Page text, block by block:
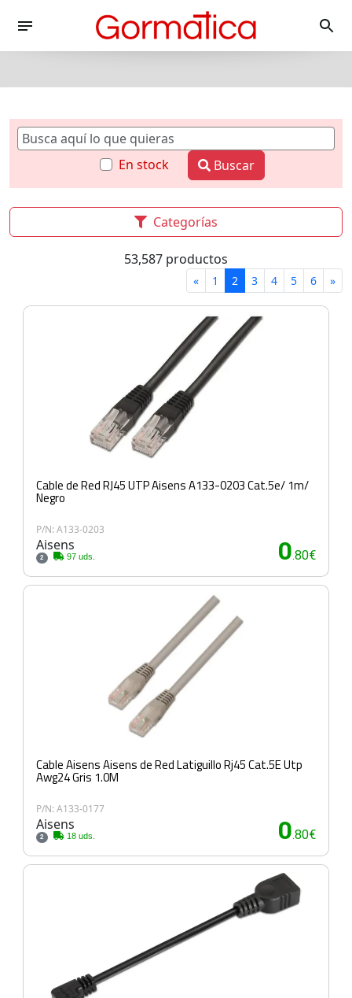
En stock Buscar
Categorías
53,587 productos
« 1 2 3 4 5 6 »
Cable de Red RJ45 UTP Aisens A133-0203 Cat.5e/ 1m/
Negro
P/N: A133-0203
Aisens
2 97 uds. 0.80€
Cable Aisens Aisens de Red Latiguillo Rj45 Cat.5E Utp
Awg24 Gris 1.0M
P/N: A133-0177
Aisens
2 18 uds. 0.80€